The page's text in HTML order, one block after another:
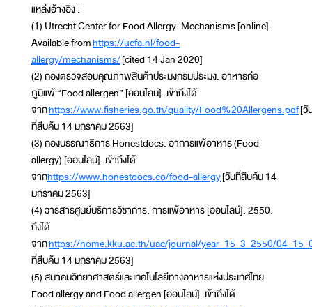
แหล่งอ้างอิง :
(1) Utrecht Center for Food Allergy. Mechanisms [online].
Available fromhttps://ucfa.nl/food-
allergy/mechanisms/[cited 14 Jan 2020]
(2) กองตรวจสอบคุณภาพสินค้าประมงกรมประมง. อาหารก่อ
ภูมิแพ้ “Food allergen” [ออนไลน์]. เข้าถึงได้
จากhttps://www.fisheries.go.th/quality/Food%20Allergens.pdf[วั
ที่สืบค้น 14 มกราคม 2563]
(3) กองบรรณาธิการ Honestdocs. อาการแพ้อาหาร (Food
allergy) [ออนไลน์]. เข้าถึงได้
จากhttps://www.honestdocs.co/food-allergy[วันที่สืบค้น 14
มกราคม 2563]
(4) วารสารศูนย์บริการวิชาการ. การแพ้อาหาร [ออนไลน์]. 2550.
ถึงได้
จากhttps://home.kku.ac.th/uac/journal/year_15_3_2550/
ที่สืบค้น 14 มกราคม 2563]
(5) สมาคมวิทยาศาสตร์และเทคโนโลยีทางอาหารแห่งประเทศไทย.
Food allergy and Food allergen [ออนไลน์]. เข้าถึงได้